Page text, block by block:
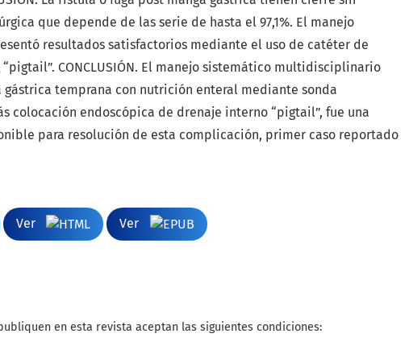
que depende de las serie de hasta el 97,1%. El manejo
resultados satisfactorios mediante el uso de catéter de
CONCLUSIÓN. El manejo sistemático multidisciplinario
gástrica temprana con nutrición enteral mediante sonda
colocación endoscópica de drenaje interno “pigtail”, fue una
para resolución de esta complicación, primer caso reportado
Ver Ver
en esta revista aceptan las siguientes condiciones: